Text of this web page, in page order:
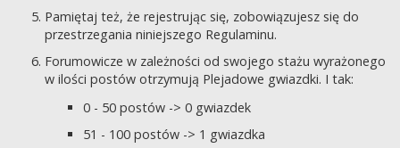
Pamiętaj też, że rejestrując się, zobowiązujesz się do
przestrzegania niniejszego Regulaminu.
Forumowicze w zależności od swojego stażu wyrażonego
w ilości postów otrzymują Plejadowe gwiazdki. I tak:
0 - 50 postów -> 0 gwiazdek
51 - 100 postów -> 1 gwiazdka